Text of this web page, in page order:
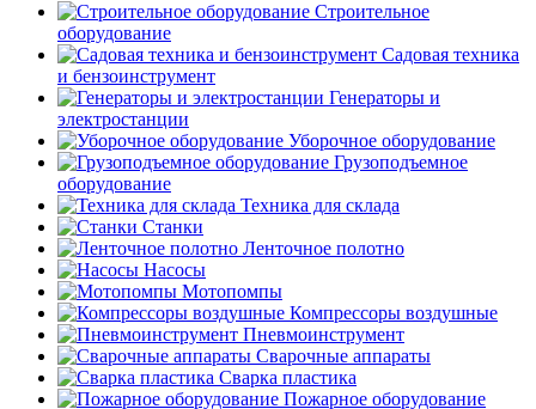
Строительное
оборудование
Садовая техника
и бензоинструмент
Генераторы и
электростанции
Уборочное оборудование
Грузоподъемное
оборудование
Техника для склада
Станки
Ленточное полотно
Насосы
Мотопомпы
Компрессоры воздушные
Пневмоинструмент
Сварочные аппараты
Сварка пластика
Пожарное оборудование